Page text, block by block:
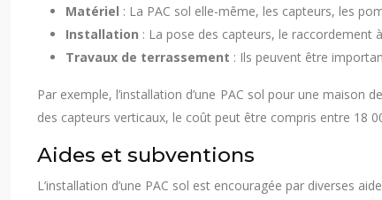
Matériel : La PAC sol elle-même, les capteurs, les
Installation : La pose des capteurs, le raccordement
Travaux de terrassement : Ils peuvent être
Par exemple, l’installation d’une PAC sol pour une
des capteurs verticaux, le coût peut être compris entre 18
Aides et subventions
L’installation d’une PAC sol est encouragée par diverses